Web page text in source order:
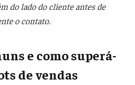
do lado do cliente antes de
o contato.
e como superá-
de vendas